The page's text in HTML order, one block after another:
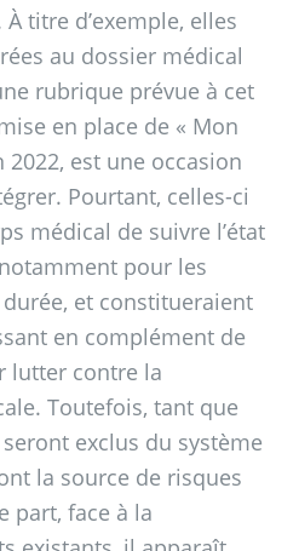
titre d’exemple, elles
au dossier médical
rubrique prévue à cet
en place de « Mon
2022, est une occasion
Pourtant, celles-ci
médical de suivre l’état
pour les
et constitueraient
en complément de
lutter contre la
Toutefois, tant que
exclus du système
la source de risques
part, face à la